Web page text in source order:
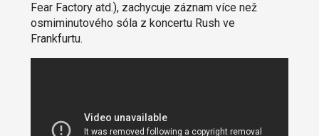
Fear Factory atd.), zachycuje záznam více než
osmiminutového sóla z koncertu Rush ve
Frankfurtu.